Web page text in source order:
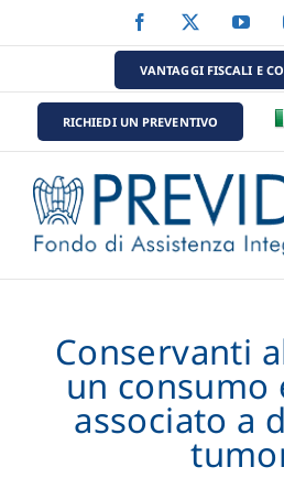
al
Facebook
VANTAGGI FISCALI E
RICHIEDI UN PREVENTIVO
Conservanti
un consumo
associato a